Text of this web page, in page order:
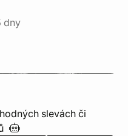
dny
slevách či